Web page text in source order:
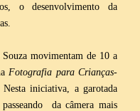
o desenvolvimento da
movimentam de 10 a
Fotografia para Crianças-
Nesta iniciativa, a garotada
da câmera mais